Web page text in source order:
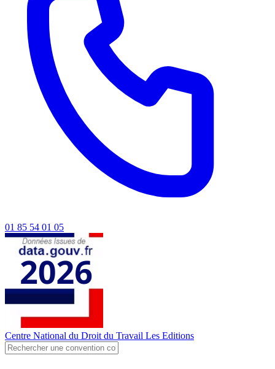
01 85 54 01 05
Centre National du Droit du Travail Les Editions